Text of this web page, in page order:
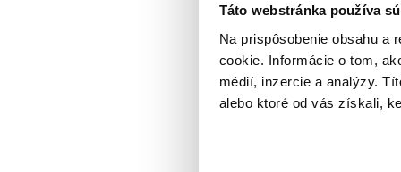
Táto webstránka používa
Na prispôsobenie obsahu a
cookie. Informácie o tom,
médií, inzercie a analýzy.
alebo ktoré od vás získali,
Výrobky uchovávajte v pôvodnom
nádoby nesmú
Bezpečnostné listy majte dostupné